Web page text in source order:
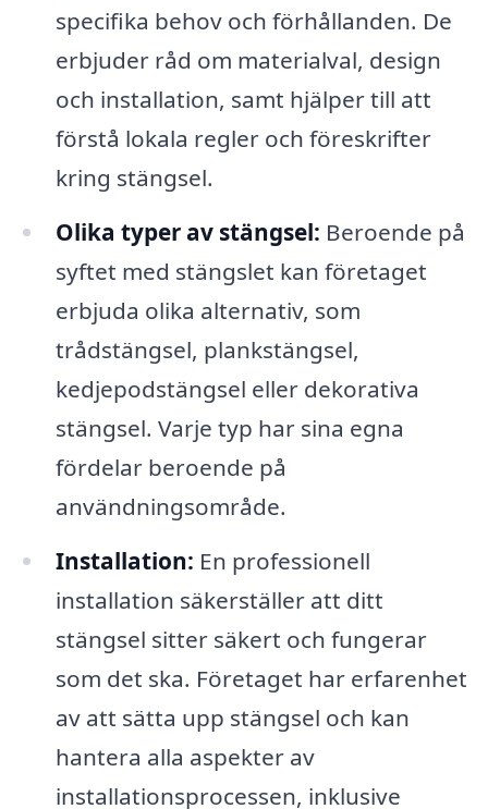
specifika behov och förhållanden. De
erbjuder råd om materialval, design
och installation, samt hjälper till att
förstå lokala regler och föreskrifter
kring stängsel.
Olika typer av stängsel: Beroende på
syftet med stängslet kan företaget
erbjuda olika alternativ, som
trådstängsel, plankstängsel,
kedjepodstängsel eller dekorativa
stängsel. Varje typ har sina egna
fördelar beroende på
användningsområde.
Installation: En professionell
installation säkerställer att ditt
stängsel sitter säkert och fungerar
som det ska. Företaget har erfarenhet
av att sätta upp stängsel och kan
hantera alla aspekter av
installationsprocessen, inklusive